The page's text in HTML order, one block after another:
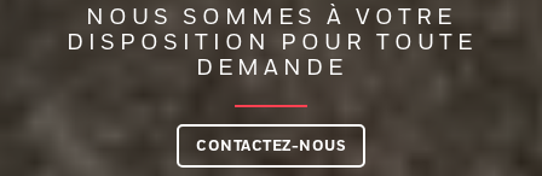
NOUS SOMMES À VOTRE
DISPOSITION POUR TOUTE
DEMANDE
CONTACTEZ-NOUS